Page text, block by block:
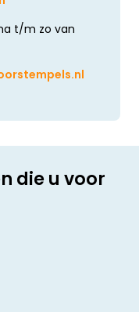
t/m zo van
die u voor